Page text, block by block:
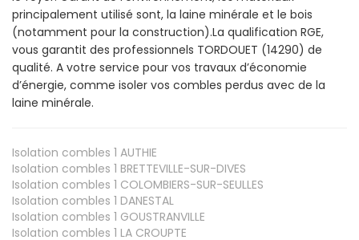
principalement utilisé sont, la laine minérale et le bois
(notamment pour la construction).La qualification RGE,
vous garantit des professionnels TORDOUET (14290) de
qualité. A votre service pour vos travaux d’économie
d’énergie, comme isoler vos combles perdus avec de la
laine minérale.
Isolation combles 1 AUTHIE
Isolation combles 1 BRETTEVILLE-SUR-DIVES
Isolation combles 1 COLOMBIERS-SUR-SEULLES
Isolation combles 1 DANESTAL
Isolation combles 1 GOUSTRANVILLE
Isolation combles 1 LA CROUPTE